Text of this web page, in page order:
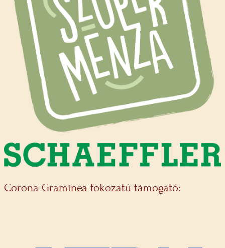
Corona Graminea fokozatú támogató: